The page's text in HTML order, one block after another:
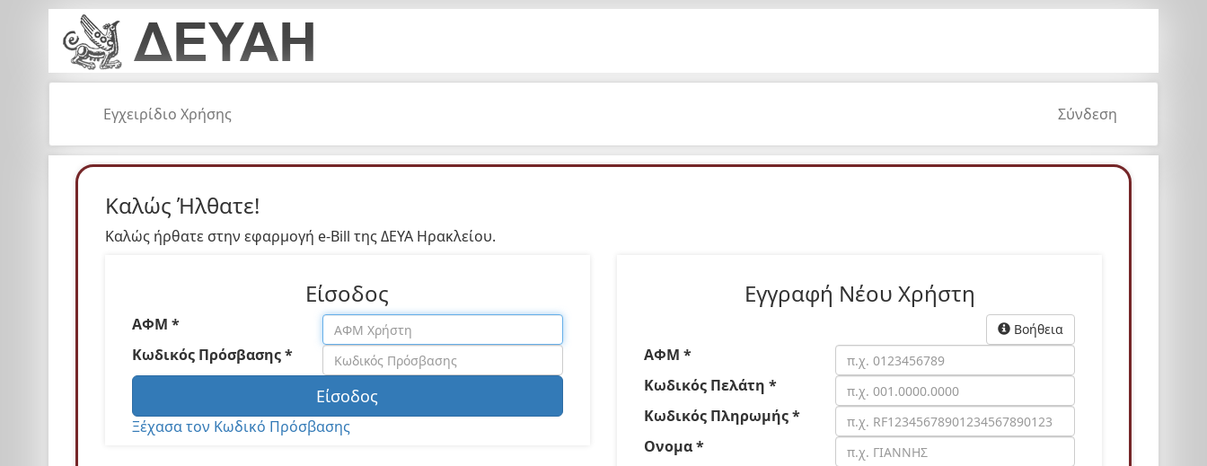
Εγχειρίδιο Χρήσης Σύνδεση
Καλώς Ήλθατε!
Καλώς ήρθατε στην εφαρμογή e-Bill της ΔΕΥΑ Ηρακλείου.
Είσοδος
ΑΦΜ *
Κωδικός Πρόσβασης *
Είσοδος
Ξέχασα τον Κωδικό Πρόσβασης
Εγγραφή Νέου Χρήστη
Βοήθεια
ΑΦΜ *
Κωδικός Πελάτη *
Κωδικός Πληρωμής *
Ονομα *